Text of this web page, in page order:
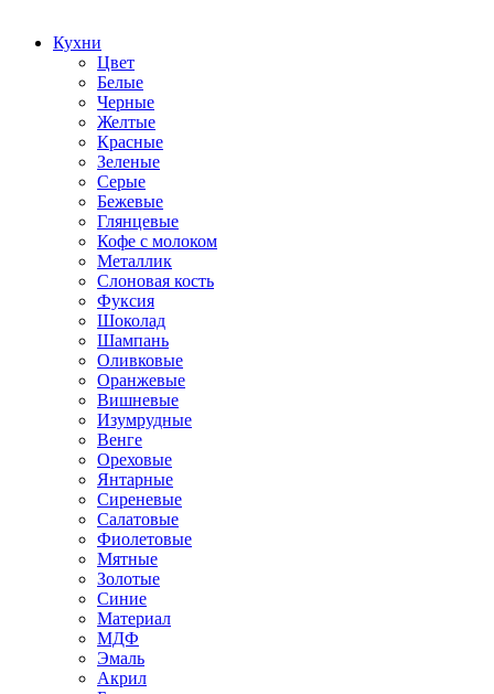
Кухни
Цвет
Белые
Черные
Желтые
Красные
Зеленые
Серые
Бежевые
Глянцевые
Кофе с молоком
Металлик
Слоновая кость
Фуксия
Шоколад
Шампань
Оливковые
Оранжевые
Вишневые
Изумрудные
Венге
Ореховые
Янтарные
Сиреневые
Салатовые
Фиолетовые
Мятные
Золотые
Синие
Материал
МДФ
Эмаль
Акрил